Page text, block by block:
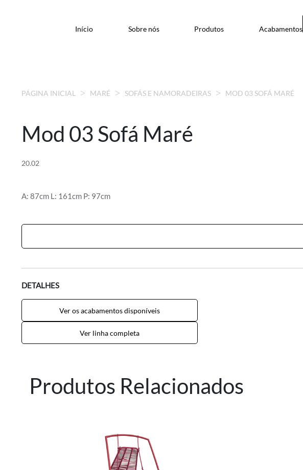
Início Sobre nós Produtos Acabamentos
PÁGINA INICIAL MARÉ SOFÁS E NAMORADEIRAS MOD 03 SOFÁ MARÉ
Mod 03 Sofá Maré
20.02
A: 87cm L: 161cm P: 97cm
DETALHES
Ver os acabamentos disponíveis
Ver linha completa
Produtos Relacionados